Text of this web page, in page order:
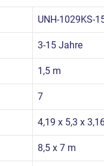
UNH-1029KS-
3-15 Jahre
1,5 m
7
4,19 x 5,3 x
8,5 x 7 m